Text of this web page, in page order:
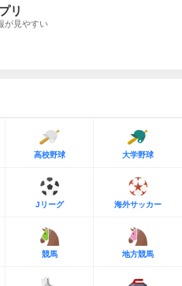
リ
が見やすい
高校野球 大学野球
Jリーグ 海外サッカー
競馬 地方競馬